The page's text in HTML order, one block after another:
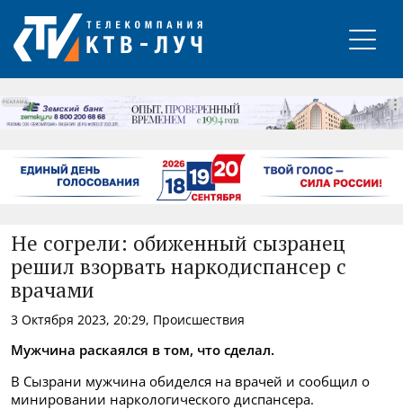
РЕКЛАМА
Не согрели: обиженный сызранец
решил взорвать наркодиспансер с
врачами
3 Октября 2023, 20:29, Происшествия
Мужчина раскаялся в том, что сделал.
В Сызрани мужчина обиделся на врачей и сообщил о
минировании наркологического диспансера.